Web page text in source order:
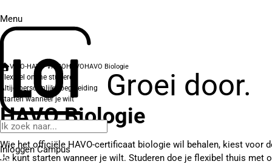
Menu
Groei door.
Inloggen Campus
VWO-HAVO-VMBOHAVOHAVO Biologie
Flexibel online studeren
Altijd persoonlijke begeleiding
Starten wanneer je wilt
HAVO Biologie
Wie het officiële HAVO-certificaat biologie wil behalen, kiest voor
Je kunt starten wanneer je wilt. Studeren doe je flexibel thuis met